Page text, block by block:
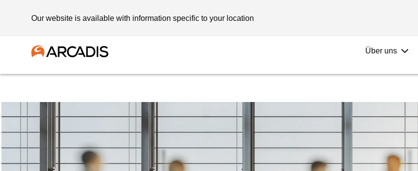
Our website is available with information specific to your location
Über uns